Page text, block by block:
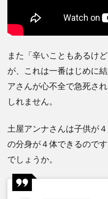
また「辛いこともあるけ
が、これは一番はじめに
アさんが心不全で急死さ
しれません。
土屋アンナさんは子供が
の分身が４体できるので
でしょうか。